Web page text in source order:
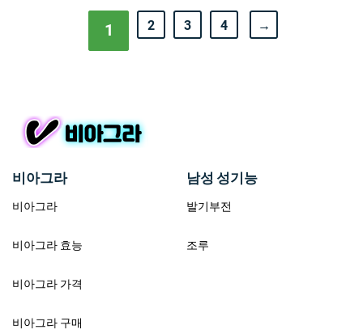
1 2 3 4 →
비아그라
비아그라
비아그라 효능
비아그라 가격
비아그라 구매
남성 성기능
발기부전
조루